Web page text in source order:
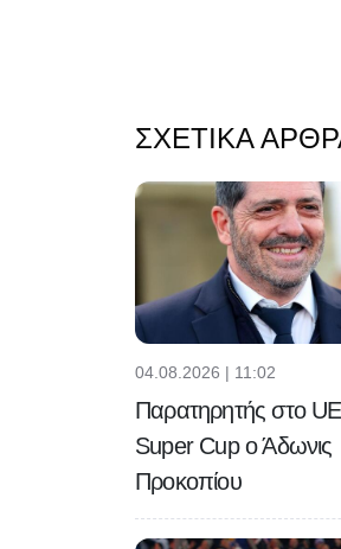
ΣΧΕΤΙΚΆ
04.08.2026 | 11:02
Παρατηρητής στο
Super Cup ο Άδωνις
Προκοπίου